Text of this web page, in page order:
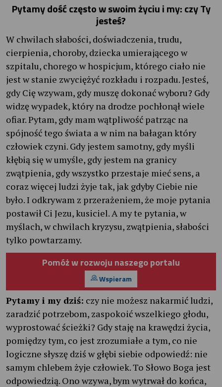
Pytamy dość często w swoim życiu i my: czy Ty
jesteś?
W chwilach słabości, doświadczenia, trudu,
cierpienia, choroby, dziecka umierającego w
szpitalu, chorego w hospicjum, którego ciało nie
jest w stanie zwyciężyć rozkładu i rozpadu. Jesteś,
gdy Cię wzywam, gdy muszę dokonać wyboru? Gdy
widzę wypadek, który na drodze pochłonął wiele
ofiar. Pytam, gdy mam wątpliwość patrząc na
spójność tego świata a w nim na bałagan który
człowiek czyni. Gdy jestem samotny, gdy myśli
kłębią się w umyśle, gdy jestem na granicy
zwątpienia, gdy wszystko przestaje mieć sens, a
coraz więcej ludzi żyje tak, jak gdyby Ciebie nie
było. I odkrywam z przerażeniem, że moje pytania
postawił Ci Jezu, kusiciel. A my te pytania, w
myślach, w chwilach kryzysu, zwątpienia, słabości
tylko powtarzamy.
Pomóż w rozwoju naszego portalu
Wspieram
Pytamy i my dziś: czy nie możesz nakarmić ludzi,
zaradzić potrzebom, zaspokoić wszelkiego głodu,
wyprostować ścieżki? Gdy staję na krawędzi życia,
pomiędzy tym, co jest zrozumiałe a tym, co nie
logiczne słyszę dziś w głębi siebie odpowiedź: nie
samym chlebem żyje człowiek. To Słowo Boga jest
odpowiedzią. Ono wzywa, bym wytrwał do końca,